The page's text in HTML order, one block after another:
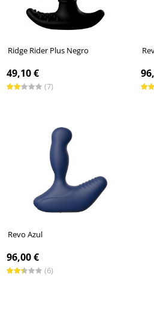
Ridge Rider Plus Negro
49,10 €
(7)
Revo Azul
96,00 €
(6)